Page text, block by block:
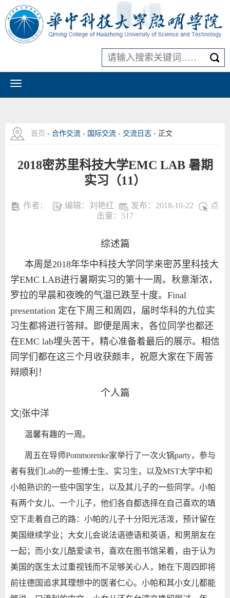
首页 - 合作交流 - 国际交流 - 交流日志 - 正文
2018密苏里科技大学EMC LAB 暑期
实习（11）
作者： 编辑：刘艳红 发布：2018-10-22
点
击量： 517
综述篇
本周是2018年华中科技大学同学来密苏里科技大
学EMC LAB进行暑期实习的第十一周。秋意渐浓，
罗拉的早晨和夜晚的气温已跌至十度。Final
presentation 定在下周三和周四，届时华科的九位实
习生都将进行答辩。即便是周末，各位同学也都还
在EMC lab埋头苦干，精心准备着最后的展示。相信
同学们都在这三个月收获颇丰，祝愿大家在下周答
辩顺利！
个人篇
文|张中洋
温馨有趣的一周。
周五在导师Pommorenke家举行了一次火锅party，参与
者有我们Lab的一些博士生、实习生，以及MST大学中和
小帕熟识的一些中国学生，以及其儿子的一些同学。小帕
有两个女儿、一个儿子，他们各自都选择在自己喜欢的填
空下走着自己的路：小帕的儿子十分阳光活泼，预计留在
美国继续学业；大女儿会说法语德语和英语，和男朋友在
一起；而小女儿酷爱读书，喜欢在图书馆呆着，由于认为
美国的医生太过重视钱而不足够关心人，她在下周四即将
前往德国追求其理想中的医者仁心。小帕和其小女儿都能